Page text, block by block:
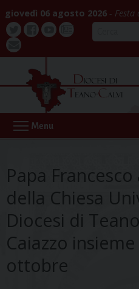
to
content
giovedì 06 agosto 2026 Festa
Twitter
Buona
webmail
Menu
Papa
della Chiesa
Diocesi di
Caiazzo
ottobre